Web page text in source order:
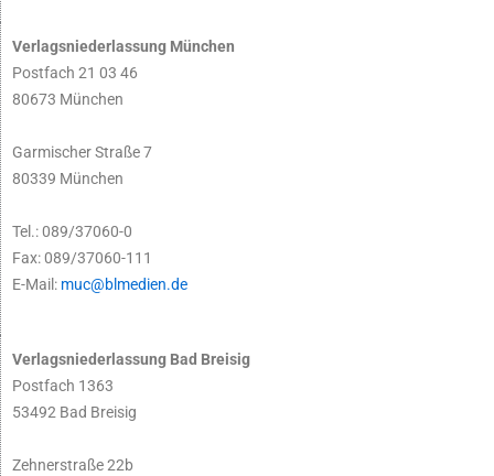
Verlagsniederlassung München
Postfach 21 03 46
80673 München
Garmischer Straße 7
80339 München
Tel.: 089/37060-0
Fax: 089/37060-111
E-Mail: muc@blmedien.de
Verlagsniederlassung Bad Breisig
Postfach 1363
53492 Bad Breisig
Zehnerstraße 22b